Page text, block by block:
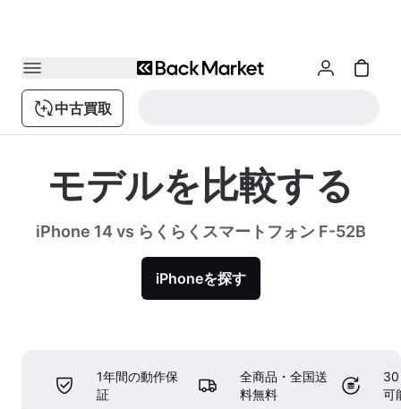
中古買取
モデルを比較する
iPhone 14 vs らくらくスマートフォン F-52B
iPhoneを探す
1年間の動作保
証
全商品・全国送
料無料
30
可